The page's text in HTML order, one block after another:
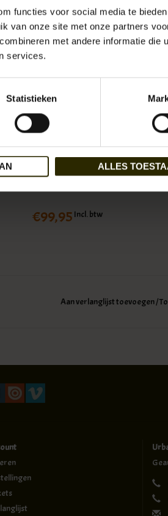
functies voor social media te
van onze site met onze partners
met andere informatie die
services.
Statistieken
ALLES
Gulp met knoopsluiting.
Hoge taille met crosshatch.
Authentieke details zoals de
omslag.
Artikelnummer:
UB-RVL-1942 Dark Brown
Jeans maat:
€99,95 Incl. btw
Aan verlanglijst toevoegen/